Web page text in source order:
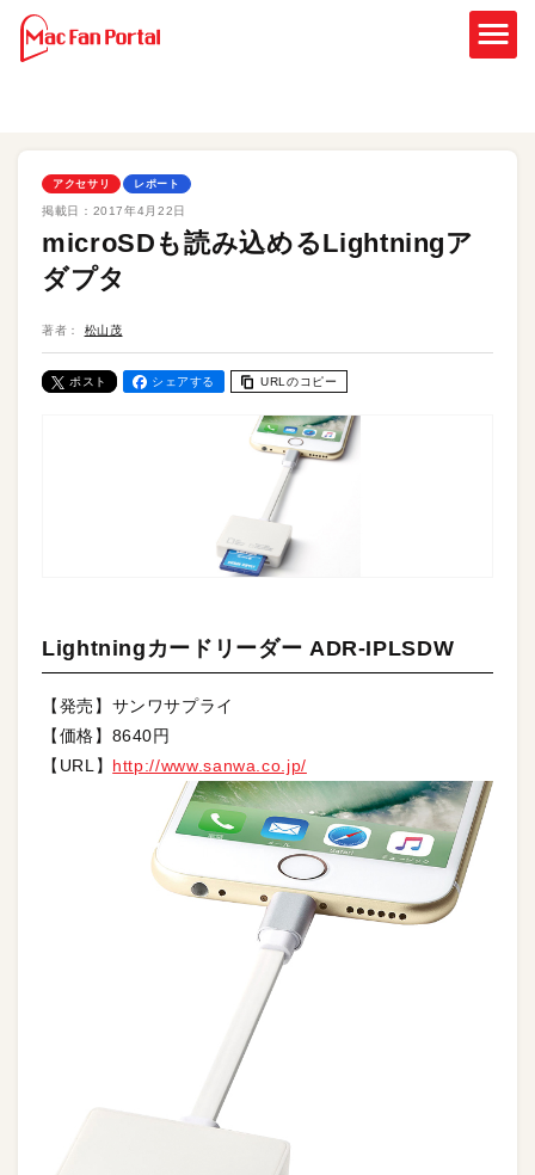
アクセサリ レポート
掲載日： 2017年4月22日
microSDも読み込めるLightningア
ダプタ
著者： 松山茂
ポスト シェアする URLのコピー
Lightningカードリーダー ADR-IPLSDW
【発売】サンワサプライ
【価格】8640円
【URL】 http://www.sanwa.co.jp/